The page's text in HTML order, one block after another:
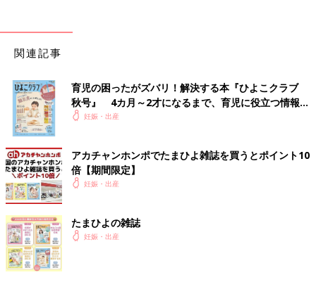
関連記事
育児の困ったがズバリ！解決する本『ひよこクラブ
秋号』 4カ月～2才になるまで、育児に役立つ情報が
いっぱい！
妊娠・出産
アカチャンホンポでたまひよ雑誌を買うとポイント10
倍【期間限定】
妊娠・出産
たまひよの雑誌
妊娠・出産